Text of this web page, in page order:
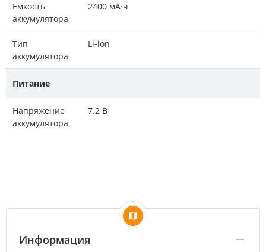
Емкость
аккумулятора
2400 мА·ч
Тип
аккумулятора
Li-ion
Питание
Напряжение
аккумулятора
7.2 В
Информация